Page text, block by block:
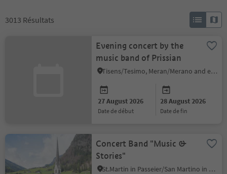
3013 Résultats
Evening concert by the
music band of Prissian
Tisens/Tesimo, Meran/Merano and environs
27 August 2026
date de début
28 August 2026
date de fin
Concert Band "Music &
Stories"
St.Martin in Passeier/San Martino in Passiria, Meran/Merano and environs